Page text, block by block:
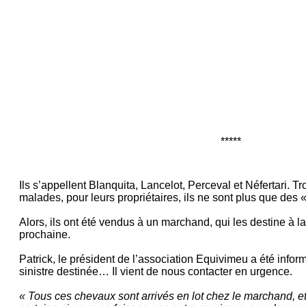
*****
Ils s’appellent Blanquita, Lancelot, Perceval et Néfertari.
malades, pour leurs propriétaires, ils ne sont plus que des
Alors, ils ont été vendus à un marchand, qui les destine à
prochaine.
Patrick, le président de l’association Equivimeu a été
sinistre destinée… Il vient de nous contacter en urgence.
« Tous ces chevaux sont arrivés en lot chez le marchand,